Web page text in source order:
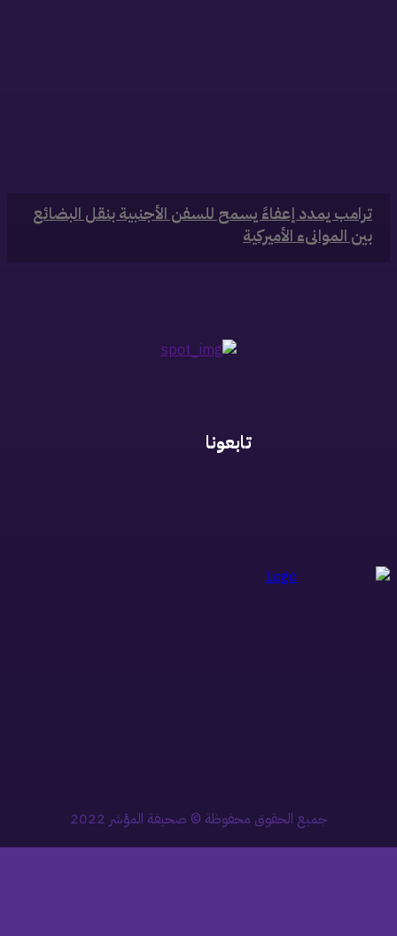
‏ترامب يمدد إعفاءً يسمح للسفن الأجنبية بنقل البضائع
بين الموانىء الأميركية
تابعونا
جميع الحقوق محفوظة © صحيفة المؤشر 2022